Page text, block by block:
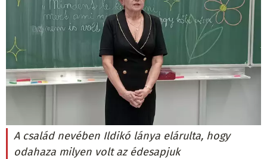
A család nevében Ildikó lánya elárulta, hogy
odahaza milyen volt az édesapjuk